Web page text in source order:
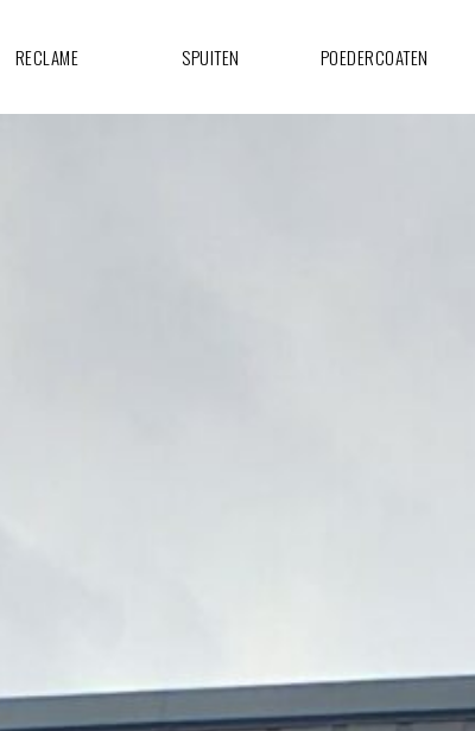
RECLAME SPUITEN POEDERCOATEN